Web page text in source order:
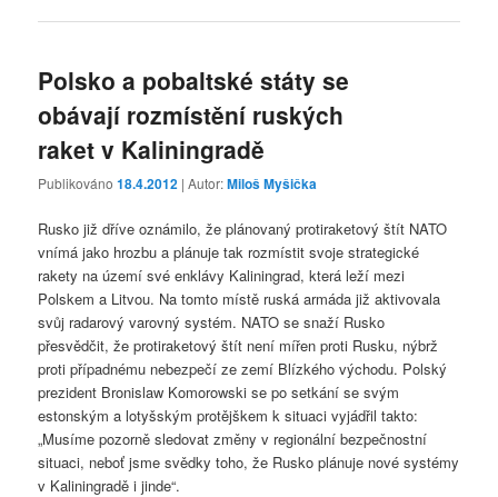
Polsko a pobaltské státy se
obávají rozmístění ruských
raket v Kaliningradě
Publikováno18.4.2012 | Autor:Miloš Myšička
Rusko již dříve oznámilo, že plánovaný protiraketový štít NATO
vnímá jako hrozbu a plánuje tak rozmístit svoje strategické
rakety na území své enklávy Kaliningrad, která leží mezi
Polskem a Litvou. Na tomto místě ruská armáda již aktivovala
svůj radarový varovný systém. NATO se snaží Rusko
přesvědčit, že protiraketový štít není mířen proti Rusku, nýbrž
proti případnému nebezpečí ze zemí Blízkého východu. Polský
prezident Bronislaw Komorowski se po setkání se svým
estonským a lotyšským protějškem k situaci vyjádřil takto:
„Musíme pozorně sledovat změny v regionální bezpečnostní
situaci, neboť jsme svědky toho, že Rusko plánuje nové systémy
v Kaliningradě i jinde“.